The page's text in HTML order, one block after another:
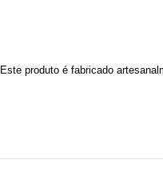
Este produto é fabricado